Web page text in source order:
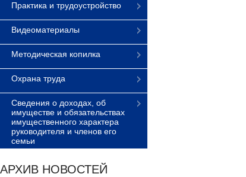
Практика и трудоустройство
Видеоматериалы
Методическая копилка
Охрана труда
Сведения о доходах, об
имуществе и обязательствах
имущественного характера
руководителя и членов его
семьи
АРХИВ НОВОСТЕЙ